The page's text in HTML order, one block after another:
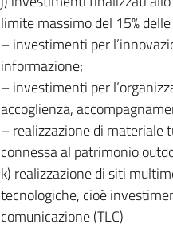
limite massimo del 15%
– investimenti per
informazione;
– investimenti per
accoglienza,
– realizzazione di materiale
connessa al patrimonio
k) realizzazione di siti
tecnologiche, cioè
comunicazione (TLC)